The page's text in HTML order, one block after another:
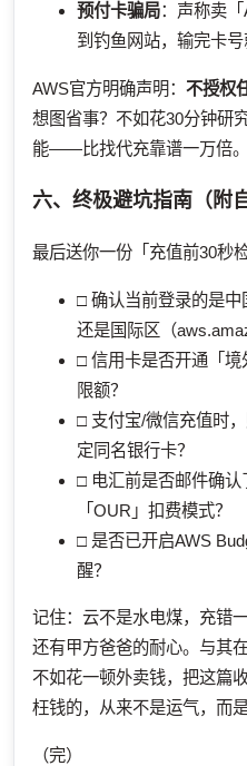
预付卡骗局：声称卖
到钓鱼网站，输完卡号
AWS官方明确声明： 不授权
想图省事？不如花30分钟研
能——比找代充靠谱一万倍。
六、终极避坑指南（附
最后送你一份「充值前30秒
□ 确认当前登录的是中
还是国际区（
□ 信用卡是否开通「境
限额？
□ 支付宝/微信充值时
定同名银行卡？
□ 电汇前是否邮件确
「OUR」扣费模式？
□ 是否已开启AWS
醒？
记住：云不是水电煤，充错
还有甲方爸爸的耐心。与其
不如花一顿外卖钱，把这篇
枉钱的，从来不是运气，而
（完）